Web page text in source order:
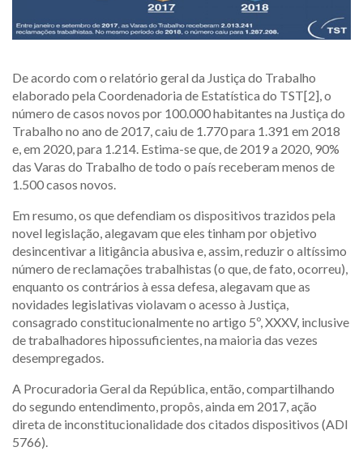
De acordo com o relatório geral da Justiça do Trabalho
elaborado pela Coordenadoria de Estatística do TST[2], o
número de casos novos por 100.000 habitantes na Justiça do
Trabalho no ano de 2017, caiu de 1.770 para 1.391 em 2018
e, em 2020, para 1.214. Estima-se que, de 2019 a 2020, 90%
das Varas do Trabalho de todo o país receberam menos de
1.500 casos novos.
Em resumo, os que defendiam os dispositivos trazidos pela
novel legislação, alegavam que eles tinham por objetivo
desincentivar a litigância abusiva e, assim, reduzir o altíssimo
número de reclamações trabalhistas (o que, de fato, ocorreu),
enquanto os contrários à essa defesa, alegavam que as
novidades legislativas violavam o acesso à Justiça,
consagrado constitucionalmente no artigo 5º, XXXV, inclusive
de trabalhadores hipossuficientes, na maioria das vezes
desempregados.
A Procuradoria Geral da República, então, compartilhando
do segundo entendimento, propôs, ainda em 2017, ação
direta de inconstitucionalidade dos citados dispositivos (ADI
5766).